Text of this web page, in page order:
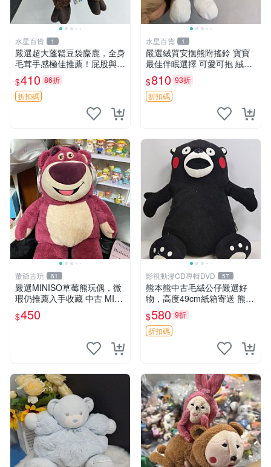
水星百貨 1
嚴選超大蓬鬆豆袋麋鹿，全身
毛茸手感極佳推薦！屁股與四
肢填充均勻，適合收藏與孩童
共賞。 麋鹿 豆袋 毛茸玩具
$410 86折
折扣碼
水星百貨 1
嚴選絨質安撫熊附搖鈴 寶寶
最佳伴眠選擇 可愛可抱 絨毛
玩具 安撫熊 嬰兒用
$810 93折
折扣碼
董爺古玩 61
嚴選MINISO草莓熊玩偶，微
瑕仍推薦入手收藏 中古 MINI
SO 草莓熊 玩具 收藏
$450
影視動漫CD專輯DVD 57
熊本熊中古毛絨公仔嚴選好
物，高度49cm紙箱寄送 熊本
熊 中古 毛絨公仔
$580 9折
折扣碼